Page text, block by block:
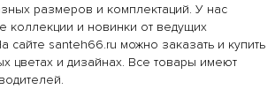
размеров и комплектаций. У нас
коллекции и новинки от ведущих
сайте santeh66.ru можно заказать и купить
цветах и дизайнах. Все товары имеют